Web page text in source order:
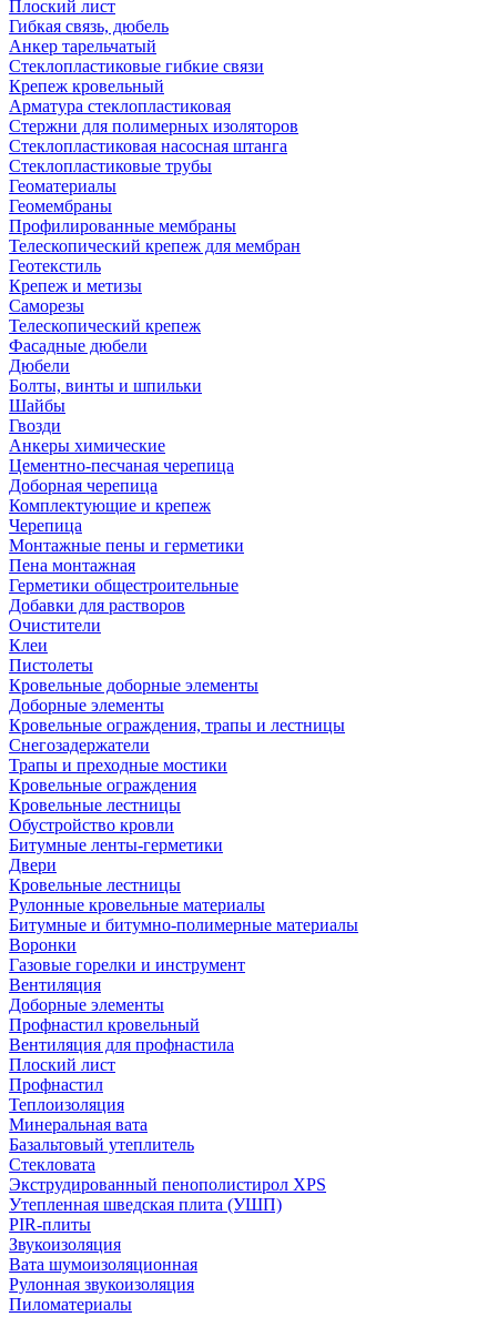
Плоский лист
Гибкая связь, дюбель
Анкер тарельчатый
Стеклопластиковые гибкие связи
Крепеж кровельный
Арматура стеклопластиковая
Стержни для полимерных изоляторов
Стеклопластиковая насосная штанга
Стеклопластиковые трубы
Геоматериалы
Геомембраны
Профилированные мембраны
Телескопический крепеж для мембран
Геотекстиль
Крепеж и метизы
Саморезы
Телескопический крепеж
Фасадные дюбели
Дюбели
Болты, винты и шпильки
Шайбы
Гвозди
Анкеры химические
Цементно-песчаная черепица
Доборная черепица
Комплектующие и крепеж
Черепица
Монтажные пены и герметики
Пена монтажная
Герметики общестроительные
Добавки для растворов
Очистители
Клеи
Пистолеты
Кровельные доборные элементы
Доборные элементы
Кровельные ограждения, трапы и лестницы
Снегозадержатели
Трапы и преходные мостики
Кровельные ограждения
Кровельные лестницы
Обустройство кровли
Битумные ленты-герметики
Двери
Кровельные лестницы
Рулонные кровельные материалы
Битумные и битумно-полимерные материалы
Воронки
Газовые горелки и инструмент
Вентиляция
Доборные элементы
Профнастил кровельный
Вентиляция для профнастила
Плоский лист
Профнастил
Теплоизоляция
Минеральная вата
Базальтовый утеплитель
Стекловата
Экструдированный пенополистирол XPS
Утепленная шведская плита (УШП)
PIR-плиты
Звукоизоляция
Вата шумоизоляционная
Рулонная звукоизоляция
Пиломатериалы